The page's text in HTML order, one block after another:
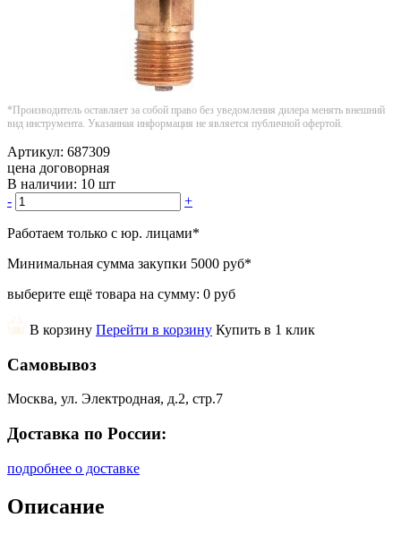
*Производитель оставляет за собой право без уведомления дилера менять внешний
вид инструмента. Указанная информация не является публичной офертой.
Артикул: 687309
цена договорная
В наличии: 10 шт
-
+
Работаем только с юр. лицами*
Минимальная сумма закупки 5000 руб*
выберите ещё товара на сумму: 0 руб
В корзину Перейти в корзину Купить в 1 клик
Самовывоз
Москва, ул. Электродная, д.2, стр.7
Доставка по России:
подробнее о доставке
Описание